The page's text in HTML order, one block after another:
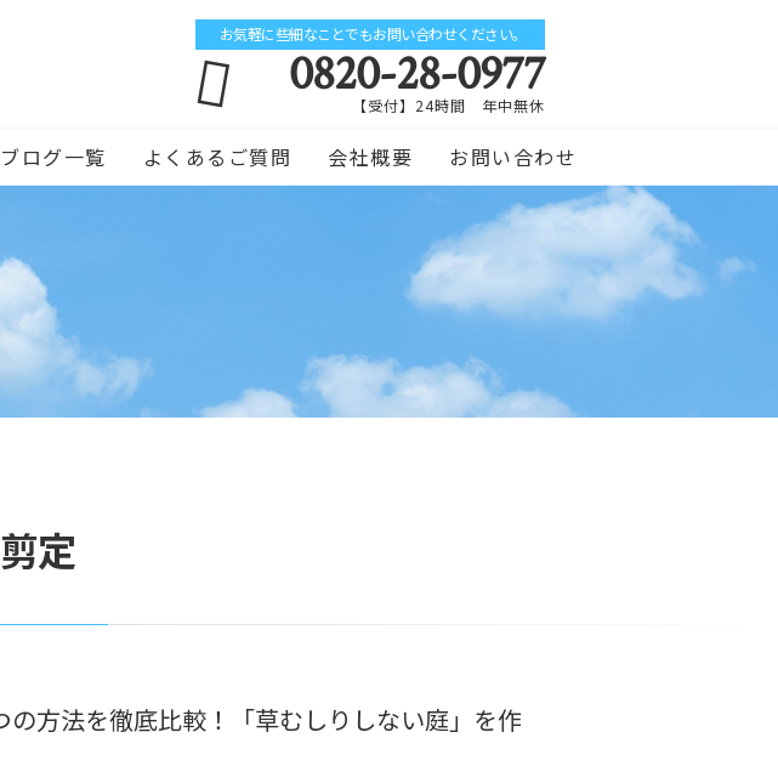
お気軽に些細なことでもお問い合わせください。
0820-28-0977
【受付】24時間 年中無休
ブログ一覧 よくあるご質問 会社概要 お問い合わせ
定
の方法を徹底比較！「草むしりしない庭」を作